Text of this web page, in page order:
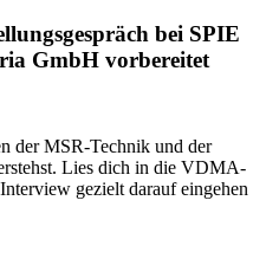
bei SPIE
GmbH vorbereitet
der MSR-Technik und der
Lies dich in die VDMA-
gezielt darauf eingehen